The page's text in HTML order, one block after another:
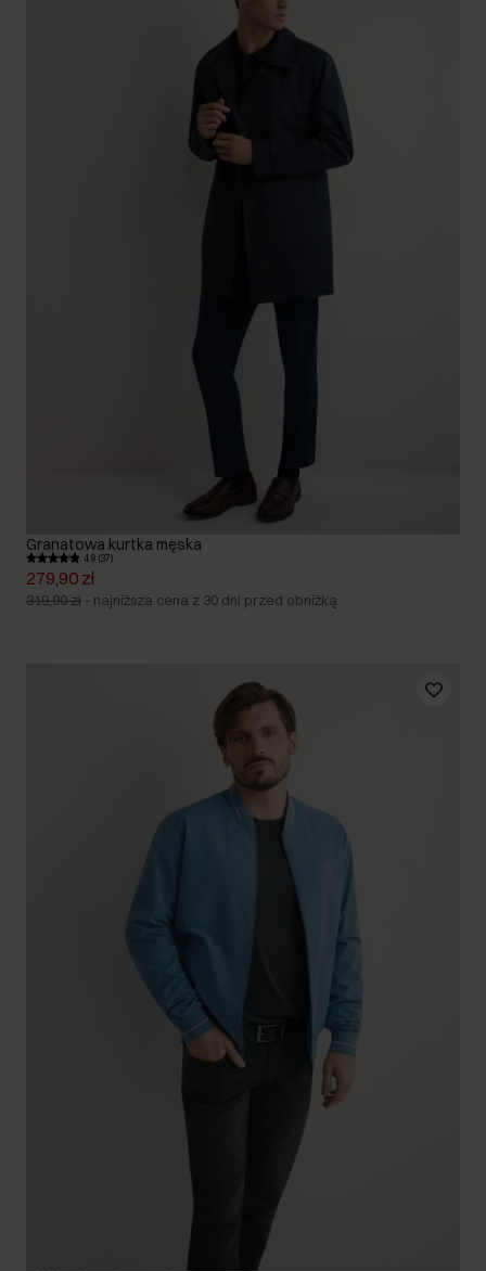
Granatowa kurtka męska
4.9 (37)
279,90 zł
319,90 zł - najniższa cena z 30 dni przed obniżką